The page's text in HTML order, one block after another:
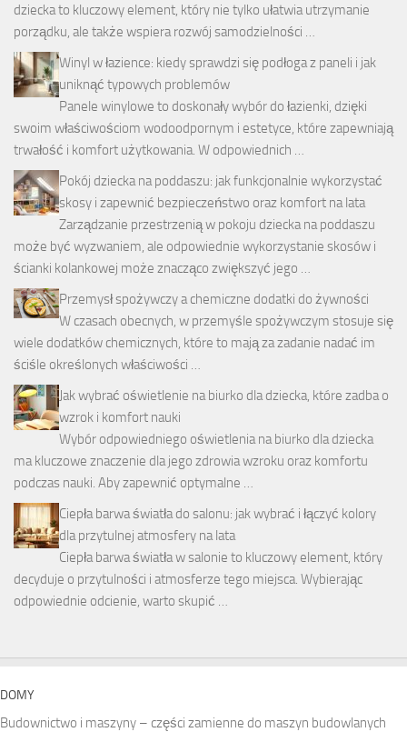
dziecka to kluczowy element, który nie tylko ułatwia utrzymanie
porządku, ale także wspiera rozwój samodzielności …
Winyl w łazience: kiedy sprawdzi się podłoga z paneli i jak
uniknąć typowych problemów
Panele winylowe to doskonały wybór do łazienki, dzięki
swoim właściwościom wodoodpornym i estetyce, które zapewniają
trwałość i komfort użytkowania. W odpowiednich …
Pokój dziecka na poddaszu: jak funkcjonalnie wykorzystać
skosy i zapewnić bezpieczeństwo oraz komfort na lata
Zarządzanie przestrzenią w pokoju dziecka na poddaszu
może być wyzwaniem, ale odpowiednie wykorzystanie skosów i
ścianki kolankowej może znacząco zwiększyć jego …
Przemysł spożywczy a chemiczne dodatki do żywności
W czasach obecnych, w przemyśle spożywczym stosuje się
wiele dodatków chemicznych, które to mają za zadanie nadać im
ściśle określonych właściwości …
Jak wybrać oświetlenie na biurko dla dziecka, które zadba o
wzrok i komfort nauki
Wybór odpowiedniego oświetlenia na biurko dla dziecka
ma kluczowe znaczenie dla jego zdrowia wzroku oraz komfortu
podczas nauki. Aby zapewnić optymalne …
Ciepła barwa światła do salonu: jak wybrać i łączyć kolory
dla przytulnej atmosfery na lata
Ciepła barwa światła w salonie to kluczowy element, który
decyduje o przytulności i atmosferze tego miejsca. Wybierając
odpowiednie odcienie, warto skupić …
DOMY
Budownictwo i maszyny – części zamienne do maszyn budowlanych